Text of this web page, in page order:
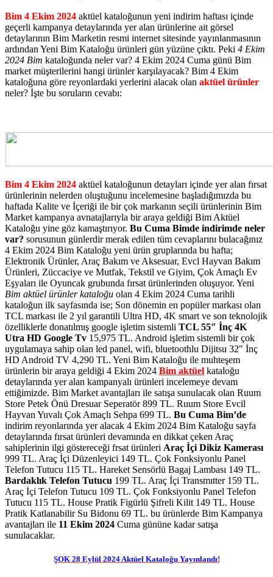
Bim 4 Ekim 2024 aktüel kataloğunun yeni indirim haftası içinde
geçerli kampanya detaylarında yer alan ürünlerine ait görsel
detaylarının Bim Marketin resmi internet sitesinde yayınlanmasının
ardından Yeni Bim Kataloğu ürünleri gün yüzüne çıktı. Peki 4 Ekim
2024 Bim kataloğunda neler var? 4 Ekim 2024 Cuma günü Bim
market müşterilerini hangi ürünler karşılayacak? Bim 4 Ekim
kataloğuna göre reyonlardaki yerlerini alacak olan aktüel ürünler
neler? İşte bu soruların cevabı:
Bim 4 Ekim 2024 aktüel kataloğunun detayları içinde yer alan fırsat
ürünlerinin nelerden oluştuğunu incelemesine başladığımızda bu
haftada Kalite ve İçeriği ile bir çok markanın seçili ürünlerinin Bim
Market kampanya avnatajlarıyla bir araya geldiği Bim Aktüel
Kataloğu yine göz kamaştırıyor. Bu Cuma Bimde indirimde neler
var? sorusunun günlerdir merak edilen tüm cevaplarını bulacağınız
4 Ekim 2024 Bim Kataloğu yeni ürün gruplarında bu hafta;
Elektronik Ürünler, Araç Bakım ve Aksesuar, Evcl Hayvan Bakım
Ürünleri, Züccaciye ve Mutfak, Tekstil ve Giyim, Çok Amaçlı Ev
Eşyaları ile Oyuncak grubunda fırsat ürünlerinden oluşuyor. Yeni
Bim aktüel ürünler kataloğu olan 4 Ekim 2024 Cuma tarihli
kataloğun ilk sayfasında ise; Son dönemin en popüler markası olan
TCL markası ile 2 yıl garantili Ultra HD, 4K smart ve son teknolojik
özelliklerle donatılmış google işletim sistemli TCL 55″ İnç 4K
Utra HD Google Tv 15,975 TL. Android işletim sistemli bir çok
uygulamaya sahip olan led panel, wifi, bluetoothlu Dijitsu 32″ İnç
HD Android TV 4,290 TL. Yeni Bim Kataloğu ile muhteşem
ürünlerin bir araya geldiği 4 Ekim 2024 Bim aktüel kataloğu
detaylarında yer alan kampanyalı ürünleri incelemeye devam
ettiğimizde. Bim Market avantajları ile satışa sunulacak olan Ruum
Store Petek Önü Dresuar Seperatör 899 TL. Ruum Store Evcil
Hayvan Yuvalı Çok Amaçlı Sehpa 699 TL. Bu Cuma Bim’de
indirim reyonlarında yer alacak 4 Ekim 2024 Bim Kataloğu sayfa
detaylarında fırsat ürünleri devamında en dikkat çeken Araç
sahiplerinin ilgi göstereceği frsat ürünleri Araç İçi Dikiz Kamerası
999 TL. Araç İçi Düzenleyici 149 TL. Çok Fonksiyonlu Panel
Telefon Tutucu 115 TL. Hareket Sensörlü Bagaj Lambası 149 TL.
Bardaklık Telefon Tutucu 199 TL. Araç İçi Transmıtter 159 TL.
Araç İçi Telefon Tutucu 109 TL. Çok Fonksiyonlu Panel Telefon
Tutucu 115 TL. House Pratik Figürlü Şifreli Kilit 149 TL. House
Pratik Katlanabilir Su Bidonu 69 TL. bu ürünlerde Bim Kampanya
avantajları ile 11 Ekim 2024 Cuma gününe kadar satışa
sunulacaklar.
ŞOK 28 Eylül 2024 Aktüel Kataloğu Yayınlandı!